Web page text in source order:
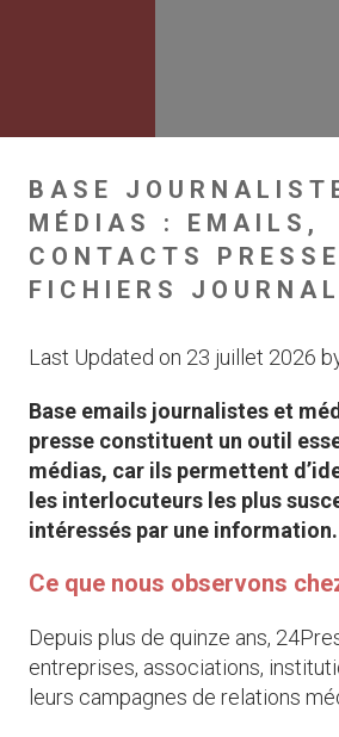
BASE
MÉDIAS : EMAILS,
CONTACTS
FICHIERS
Last Updated on 23 juillet 2026
Base emails journalistes et
presse constituent un outil
médias, car ils permettent
les interlocuteurs les plus
intéressés par une information.
Ce que nous observons
Depuis plus de quinze ans,
entreprises, associations,
leurs campagnes de relations